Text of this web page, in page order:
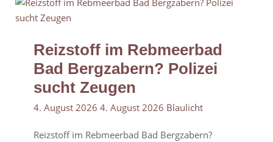
Reizstoff im Rebmeerbad
Bad Bergzabern? Polizei
sucht Zeugen
4. August 2026 4. August 2026 Blaulicht
Reizstoff im Rebmeerbad Bad Bergzabern?